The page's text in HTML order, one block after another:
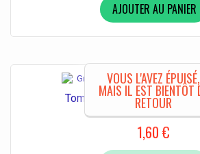
AJOUTER AU PANIER
VOUS L'AVEZ ÉPUISÉ,
MAIS IL EST BIENTÔT
RETOUR
Tomate White Cherry
1,60 €